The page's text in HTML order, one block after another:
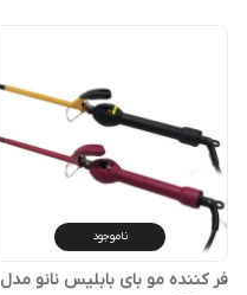
ناموجود
فر کننده مو بای بابلیس نانو مدل